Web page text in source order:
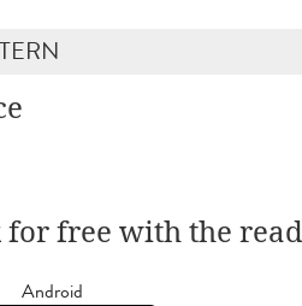
for free with the
Android